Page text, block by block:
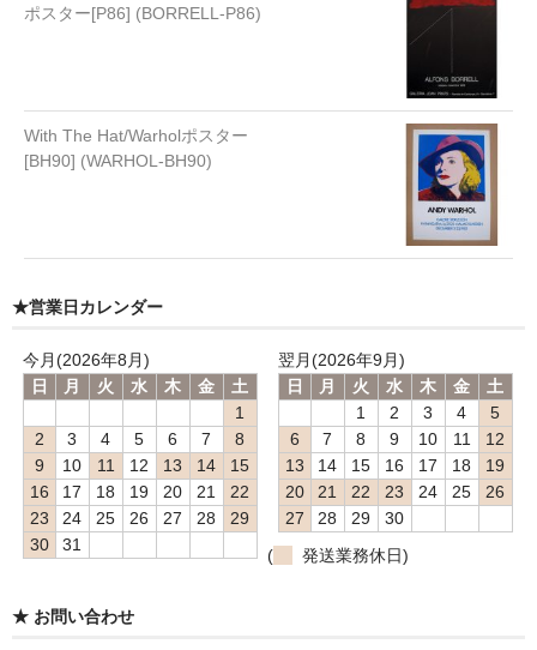
ポスター[P86] (BORRELL-P86)
With The Hat/Warholポスター
[BH90] (WARHOL-BH90)
★営業日カレンダー
今月(2026年8月)
日
月 火 水 木 金
土
1
2
3 4 5 6 7
8
9
10 11 12 13 14
15
16
17 18 19 20 21
22
23
24 25 26 27 28
29
30
31
翌月(2026年9月)
日
月 火 水 木 金
土
1
2 3 4
5
6
7 8 9 10 11
12
13
14 15 16 17 18
19
20
21 22 23 24 25
26
27
28 29
30
(
発送業務休日)
★ お問い合わせ